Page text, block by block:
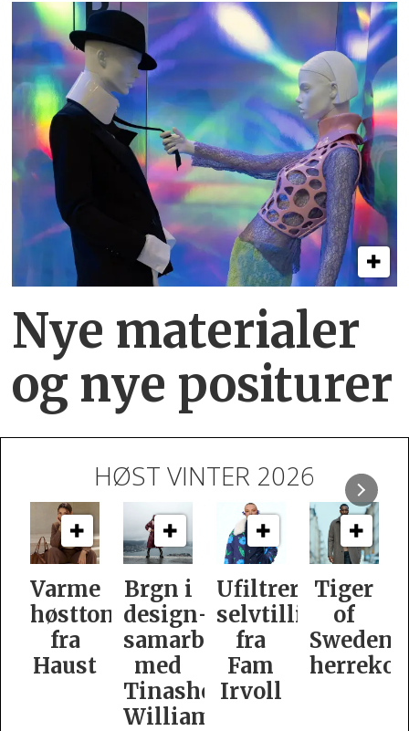
Nye materialer
og nye positurer
HØST VINTER 2026
Brgn i
design­
samarbeid
med
Williamson
Ufiltrert
selvtillit
fra
Fam
Irvoll
Tiger
of
Swedens
herrekolleksjon
Slik
er
dame­